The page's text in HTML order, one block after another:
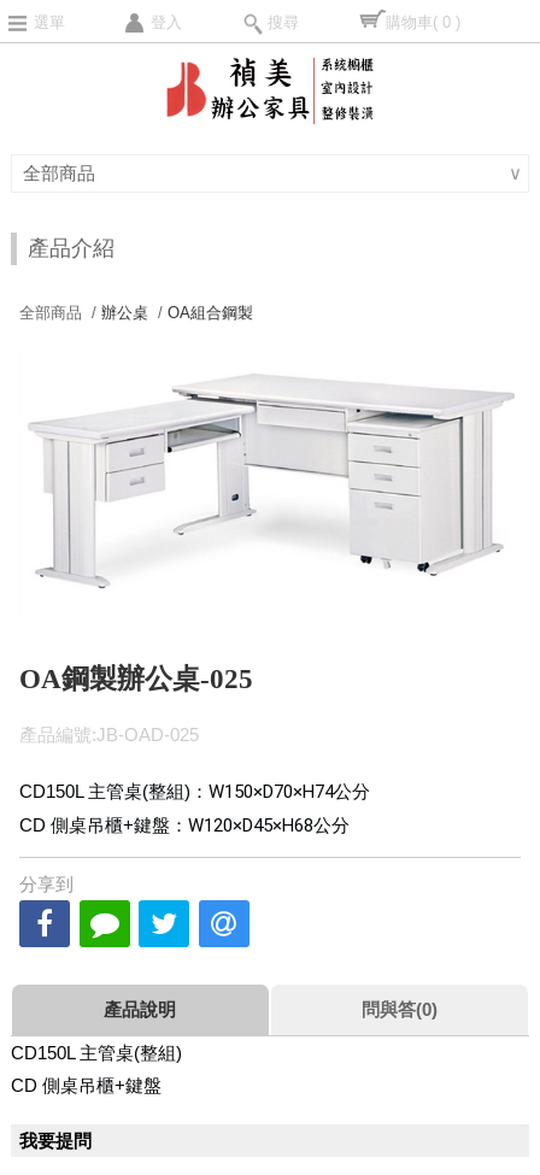
選單 登入 搜尋 購物車( 0 )
全部商品 ∨
產品介紹
全部商品 /辦公桌 /OA組合鋼製
OA鋼製辦公桌-025
產品編號:JB-OAD-025
CD150L 主管桌(整組)：W150×D70×H74公分
CD 側桌吊櫃+鍵盤：W120×D45×H68公分
分享到
產品說明 問與答(0)
CD150L 主管桌(整組)
CD 側桌吊櫃+鍵盤
我要提問